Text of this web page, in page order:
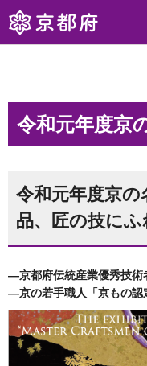
京都府
令和元年度京
令和元年度京の
品、匠の技にふ
―京都府伝統産業優秀技術
―京の若手職人「京もの認